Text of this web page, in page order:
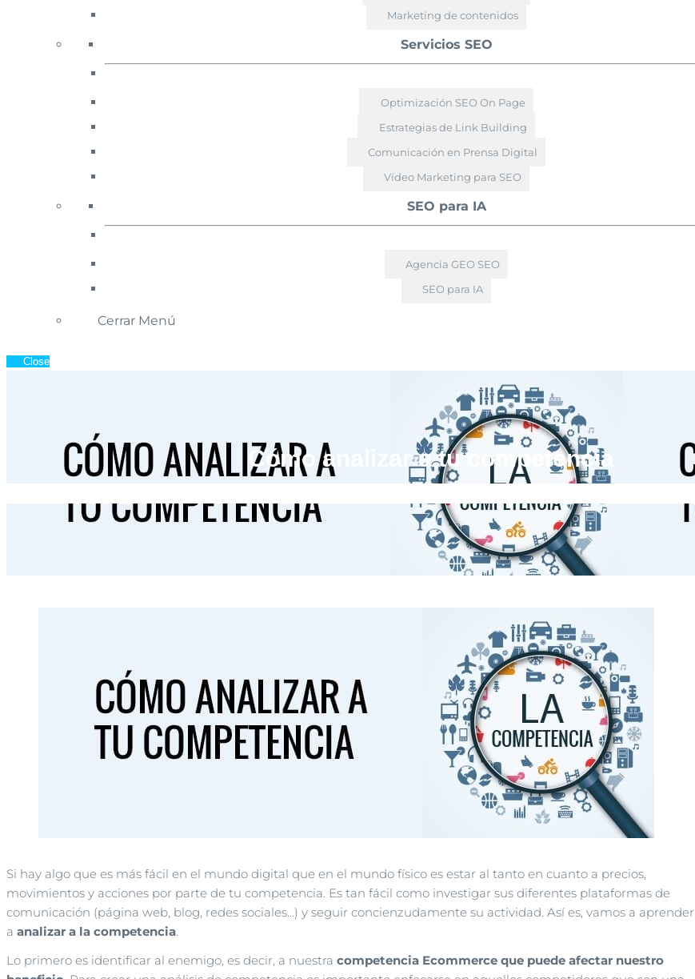
Marketing de contenidos
Servicios SEO
Optimización SEO On Page
Estrategias de Link Building
Comunicación en Prensa Digital
Vídeo Marketing para SEO
SEO para IA
Agencia GEO SEO
SEO para IA
Cerrar Menú
Close
Cómo analizar a tu competencia
Si hay algo que es más fácil en el mundo digital que en el mundo físico es estar al tanto en cuanto a precios,
movimientos y acciones por parte de tu competencia. Es tan fácil como investigar sus diferentes plataformas de
comunicación (página web, blog, redes sociales…) y seguir concienzudamente su actividad. Así es, vamos a aprender
a analizar a la competencia.
Lo primero es identificar al enemigo, es decir, a nuestra competencia Ecommerce que puede afectar nuestro